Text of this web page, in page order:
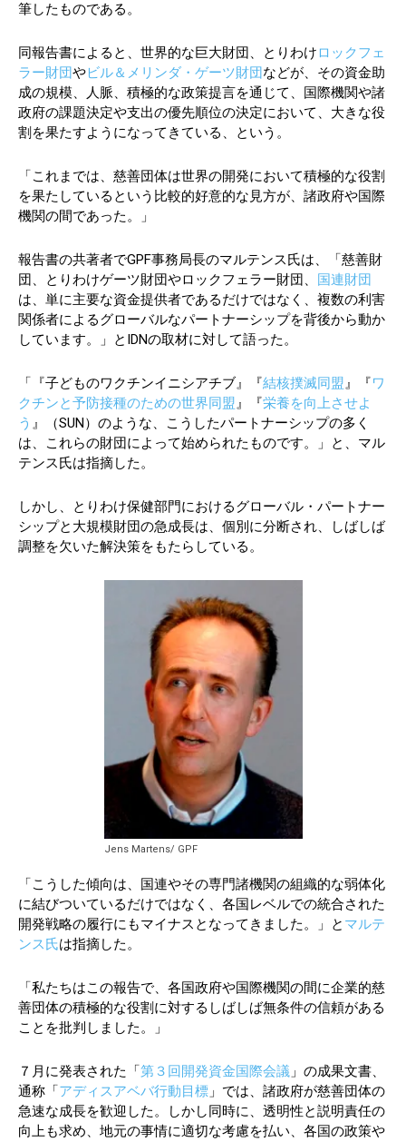
筆したものである。
同報告書によると、世界的な巨大財団、とりわけロックフェ
ラー財団やビル＆メリンダ・ゲーツ財団 などが、その資金助
成の規模、人脈、積極的な政策提言を通じて、国際機関や諸
政府の課題決定や支出の優先順位の決定において、大きな役
割を果たすようになってきている、という。
「これまでは、慈善団体は世界の開発において積極的な役割
を果たしているという比較的好意的な見方が、諸政府や国際
機関の間であった。」
報告書の共著者でGPF事務局長のマルテンス氏は、「慈善財
団、とりわけゲーツ財団やロックフェラー財団、
国連財団
は、単に主要な資金提供者であるだけではなく、複数の利害
関係者によるグローバルなパートナーシップを背後から動か
しています。」とIDNの取材に対して語った。
「『子どものワクチンイニシアチブ』『結核撲滅同盟』『ワ
クチンと予防接種のための世界同盟』『栄養を向上させよ
う 』（SUN）のような、こうしたパートナーシップの多く
は、これらの財団によって始められたものです。」と、マル
テンス氏は指摘した。
しかし、とりわけ保健部門におけるグローバル・パートナー
シップと大規模財団の急成長は、個別に分断され、しばしば
調整を欠いた解決策をもたらしている。
Jens Martens/ GPF
「こうした傾向は、国連やその専門諸機関の組織的な弱体化
に結びついているだけではなく、各国レベルでの統合された
開発戦略の履行にもマイナスとなってきました。」と マルテ
ンス氏は指摘した。
「私たちはこの報告で、各国政府や国際機関の間に企業的慈
善団体の積極的な役割に対するしばしば無条件の信頼がある
ことを批判しました。」
７月に発表された「 第３回開発資金国際会議 」の成果文書、
通称「 アディスアベバ行動目標 」では、諸政府が慈善団体の
急速な成長を歓迎した。しかし同時に、透明性と説明責任の
向上も求め、地元の事情に適切な考慮を払い、各国の政策や